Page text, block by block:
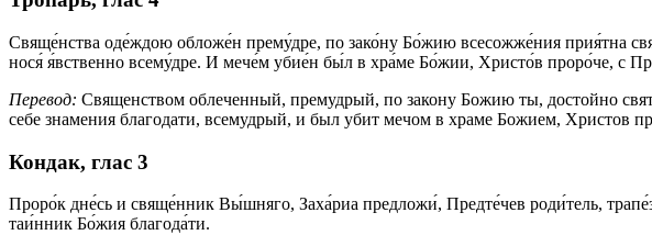
Свяще́нства оде́ждою обложе́н прему́дре, по зако́ну Бо́жию всесожже́ния прия́тна
нося́ я́вственно всему́дре. И мече́м убие́н бы́л в хра́ме Бо́жии, Христо́в проро́че, с
Перевод: Священством облеченный, премудрый, по закону Божию ты, достойно
себе знамения благодати, всемудрый, и был убит мечом в храме Божием, Христов
Кондак, глас 3
Проро́к дне́сь и свяще́нник Вы́шняго, Заха́риа предложи́, Предте́чев роди́тель,
таи́нник Бо́жия благода́ти.